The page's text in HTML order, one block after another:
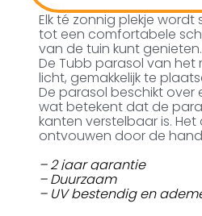
Elk té zonnig plekje
tot een comfortabele
van de tuin kunt genieten.
De Tubb parasol van het
licht, gemakkelijk te
De parasol beschikt over
wat betekent dat de
kanten verstelbaar is. Het
ontvouwen door de
– 2 jaar garantie
– Duurzaam
– UV bestendig en